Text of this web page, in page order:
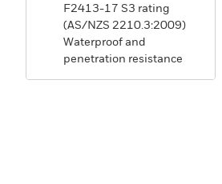
F2413-17 S3 rating
(AS/NZS 2210.3:2009)
Waterproof and
penetration resistance